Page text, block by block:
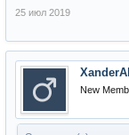
25 июл 2019
New